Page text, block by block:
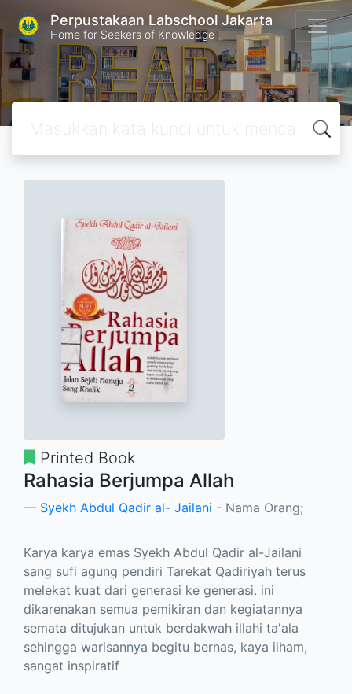
Perpustakaan Labschool Jakarta
Home for Seekers of Knowledge
Printed Book
Rahasia Berjumpa Allah
Syekh Abdul Qadir al- Jailani - Nama Orang;
Karya karya emas Syekh Abdul Qadir al-Jailani
sang sufi agung pendiri Tarekat Qadiriyah terus
melekat kuat dari generasi ke generasi. ini
dikarenakan semua pemikiran dan kegiatannya
semata ditujukan untuk berdakwah illahi ta'ala
sehingga warisannya begitu bernas, kaya ilham,
sangat inspiratif